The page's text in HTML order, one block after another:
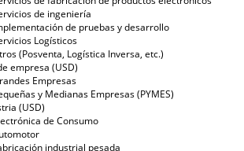
de ingeniería
de pruebas y desarrollo
Logísticos
(Posventa, Logística Inversa, etc.)
empresa (USD)
Empresas
y Medianas Empresas (PYMES)
(USD)
de Consumo
industrial pesada